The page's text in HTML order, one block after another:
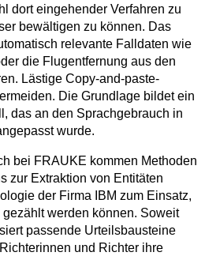
dort eingehender Verfahren zu
bewältigen zu können. Das
relevante Falldaten wie
die Flugentfernung aus den
Lästige Copy-and-paste-
Die Grundlage bildet ein
das an den Sprachgebrauch in
wurde.
bei FRAUKE kommen Methoden
zur Extraktion von Entitäten
der Firma IBM zum Einsatz,
werden können. Soweit
passende Urteilsbausteine
und Richter ihre